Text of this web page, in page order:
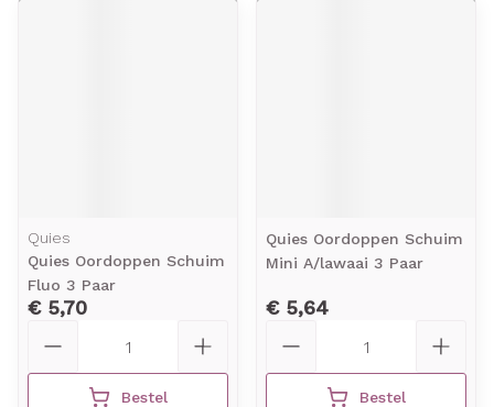
Quies
Quies Oordoppen Schuim
Fluo 3 Paar
€ 5,70
Bestel
Quies Oordoppen Schuim
Mini A/lawaai 3 Paar
€ 5,64
Bestel